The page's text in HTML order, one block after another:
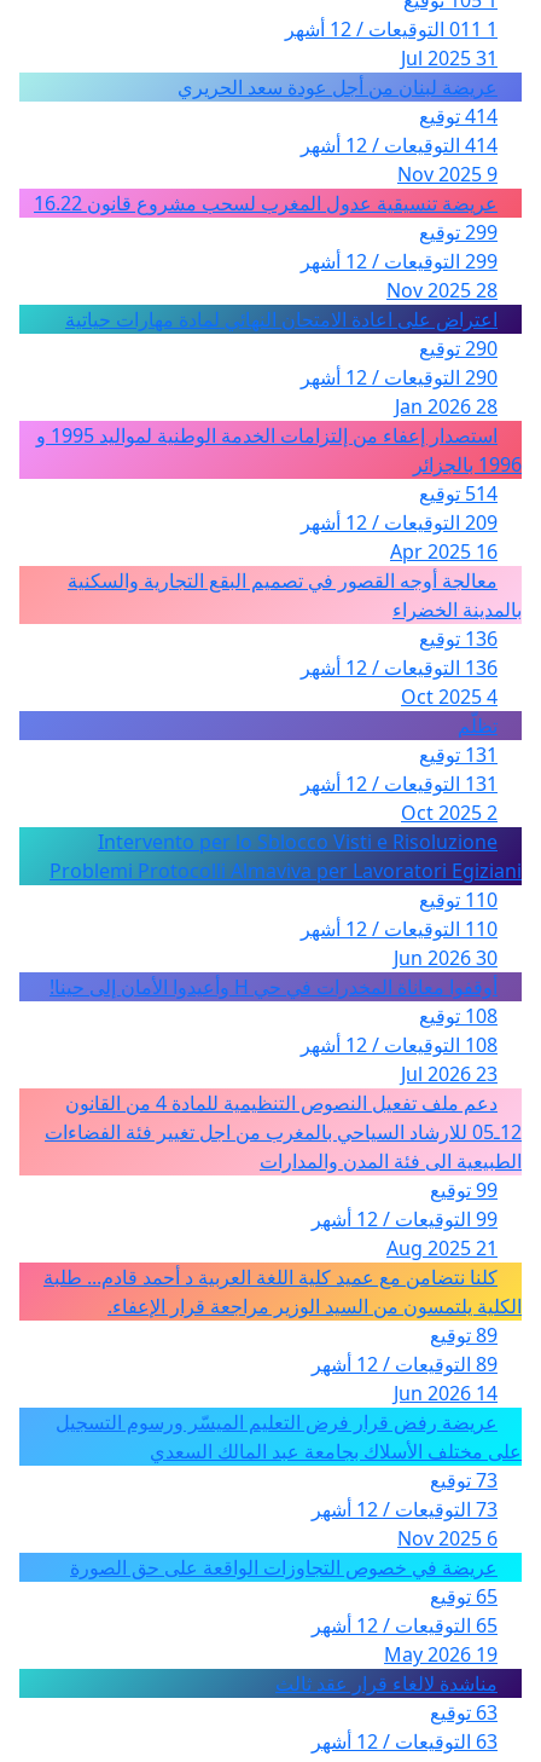
1 011 التوقيعات / 12 أشهر
31 Jul 2025
عريضة لبنان من أجل عودة سعد الحريري
414 توقيع
414 التوقيعات / 12 أشهر
9 Nov 2025
عريضة تنسيقية عدول المغرب لسحب مشروع قانون 16.22
299 توقيع
299 التوقيعات / 12 أشهر
28 Nov 2025
اعتراض على اعادة الامتحان النهائي لمادة مهارات حياتية
290 توقيع
290 التوقيعات / 12 أشهر
28 Jan 2026
استصدار إعفاء من إلتزامات الخدمة الوطنية لمواليد 1995 و
1996 بالجزائر
514 توقيع
209 التوقيعات / 12 أشهر
16 Apr 2025
معالجة أوجه القصور في تصميم البقع التجارية والسكنية
بالمدينة الخضراء
136 توقيع
136 التوقيعات / 12 أشهر
4 Oct 2025
تظلّم
131 توقيع
131 التوقيعات / 12 أشهر
2 Oct 2025
Intervento per lo Sblocco Visti e Risoluzione
Problemi Protocolli Almaviva per Lavoratori Egiziani
110 توقيع
110 التوقيعات / 12 أشهر
30 Jun 2026
أوقفوا معاناة المخدرات في حي H وأعيدوا الأمان إلى حينا!
108 توقيع
108 التوقيعات / 12 أشهر
23 Jul 2026
دعم ملف تفعيل النصوص التنظيمية للمادة 4 من القانون
12ـ05 للارشاد السياحي بالمغرب من اجل تغيير فئة الفضاءات
الطبيعية الى فئة المدن والمدارات
99 توقيع
99 التوقيعات / 12 أشهر
21 Aug 2025
كلنا نتضامن مع عميد كلية اللغة العربية د أحمد قادم... طلبة
الكلية يلتمسون من السيد الوزير مراجعة قرار الإعفاء.
89 توقيع
89 التوقيعات / 12 أشهر
14 Jun 2026
عريضة رفض قرار فرض التعليم الميسّر ورسوم التسجيل
على مختلف الأسلاك بجامعة عبد المالك السعدي
73 توقيع
73 التوقيعات / 12 أشهر
6 Nov 2025
عريضة في خصوص التجاوزات الواقعة على حق الصورة
65 توقيع
65 التوقيعات / 12 أشهر
19 May 2026
مناشدة لالغاء قرار عقد ثالث
63 توقيع
63 التوقيعات / 12 أشهر